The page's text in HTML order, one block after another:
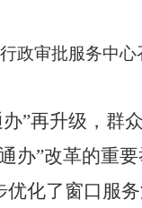
政审批服务中心
”再升级，群
办”改革的重
优化了窗口服